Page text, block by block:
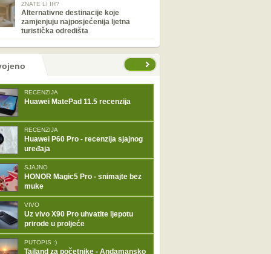
ZNATE LI IH?
Alternativne destinacije koje
zamjenjuju najposjećenija ljetna
turistička odredišta
RECENZIJA
Huawei MatePad 11.5 recenzija
RECENZIJA
Huawei P60 Pro - recenzija sjajnog
uređaja
SJAJNO
HONOR Magic5 Pro - snimajte bez
muke
VIVO
Uz vivo X90 Pro uhvatite ljepotu
prirode u proljeće
PUTOPIS :)
Tajland za početnike - Andamansko